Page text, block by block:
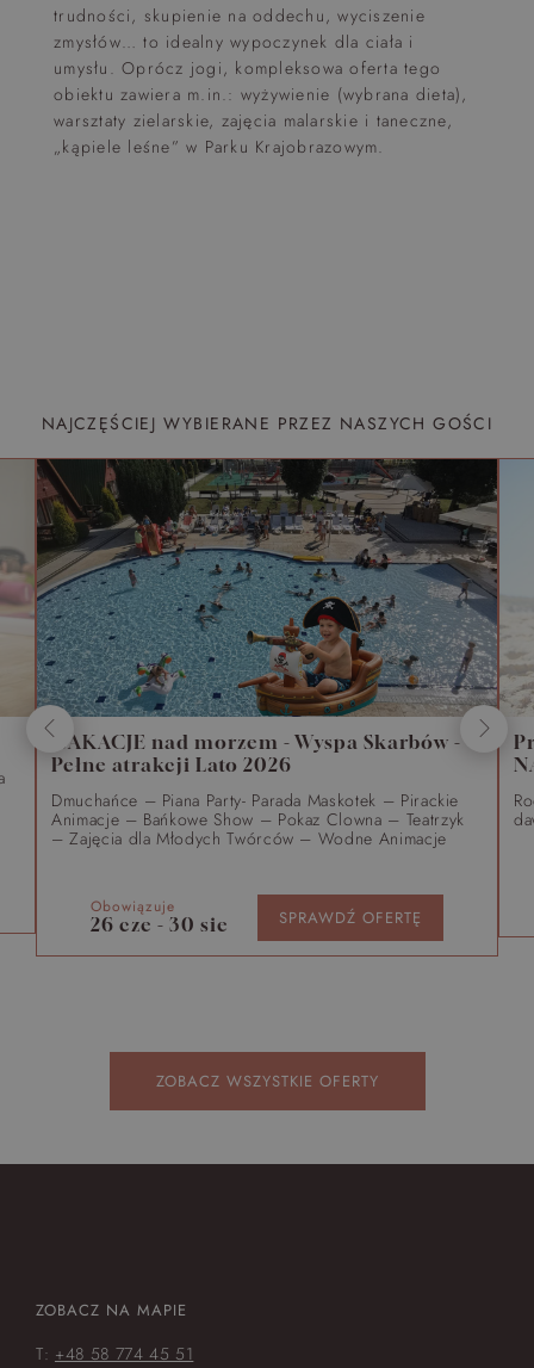
trudności, skupienie na oddechu, wyciszenie
zmysłów… to idealny wypoczynek dla ciała i
umysłu. Oprócz jogi, kompleksowa oferta tego
obiektu zawiera m.in.: wyżywienie (wybrana dieta),
warsztaty zielarskie, zajęcia malarskie i taneczne,
„kąpiele leśne” w Parku Krajobrazowym.
NAJCZĘŚCIEJ WYBIERANE PRZEZ NASZYCH GOŚCI
WAKACJE nad morzem - Wyspa Skarbów -
Pełne atrakcji Lato 2026
Dmuchańce – Piana Party- Parada Maskotek – Pirackie
Animacje – Bańkowe Show – Pokaz Clowna – Teatrzyk
– Zajęcia dla Młodych Twórców – Wodne Animacje
26 cze - 30 sie
Obowiązuje SPRAWDŹ OFERTĘ
ZOBACZ WSZYSTKIE OFERTY
ZOBACZ NA MAPIE
T: +48 58 774 45 51